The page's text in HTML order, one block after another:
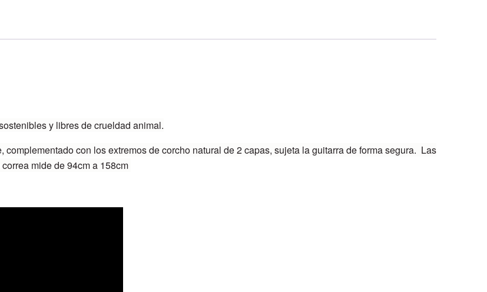
y libres de crueldad animal.
con los extremos de corcho natural de 2 capas, sujeta la guitarra de forma segura. Las
mide de 94cm a 158cm